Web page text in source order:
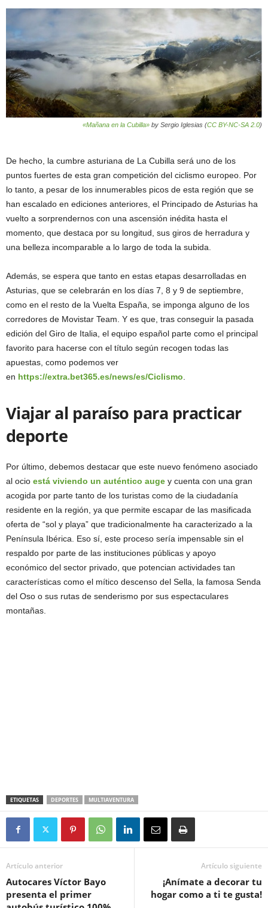
«Mañana en la Cubilla» by Sergio Iglesias (CC BY-NC-SA 2.0)
De hecho, la cumbre asturiana de La Cubilla será uno de los
puntos fuertes de esta gran competición del ciclismo europeo. Por
lo tanto, a pesar de los innumerables picos de esta región que se
han escalado en ediciones anteriores, el Principado de Asturias ha
vuelto a sorprendernos con una ascensión inédita hasta el
momento, que destaca por su longitud, sus giros de herradura y
una belleza incomparable a lo largo de toda la subida.
Además, se espera que tanto en estas etapas desarrolladas en
Asturias, que se celebrarán en los días 7, 8 y 9 de septiembre,
como en el resto de la Vuelta España, se imponga alguno de los
corredores de Movistar Team. Y es que, tras conseguir la pasada
edición del Giro de Italia, el equipo español parte como el principal
favorito para hacerse con el título según recogen todas las
apuestas, como podemos ver
en https://extra.bet365.es/news/es/Ciclismo
Viajar al paraíso para practicar
deporte
Por último, debemos destacar que este nuevo fenómeno asociado
al ocio está viviendo un auténtico auge y cuenta con una gran
acogida por parte tanto de los turistas como de la ciudadanía
residente en la región, ya que permite escapar de las masificada
oferta de “sol y playa” que tradicionalmente ha caracterizado a la
Península Ibérica. Eso sí, este proceso sería impensable sin el
respaldo por parte de las instituciones públicas y apoyo
económico del sector privado, que potencian actividades tan
características como el mítico descenso del Sella, la famosa Senda
del Oso o sus rutas de senderismo por sus espectaculares
montañas.
ETIQUETAS DEPORTES MULTIAVENTURA
Artículo anterior
Autocares Víctor Bayo
presenta el primer
Artículo siguiente
¡Anímate a decorar tu
hogar como a ti te gusta!